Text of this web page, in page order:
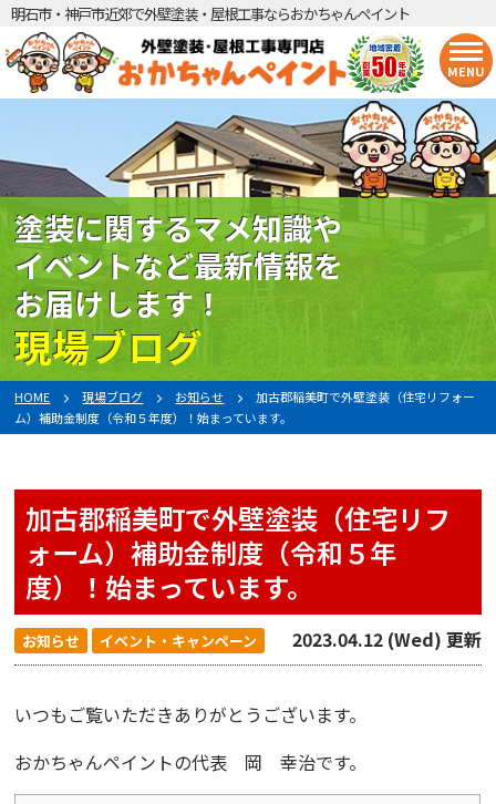
明石市・神戸市近郊で外壁塗装・屋根工事ならおかちゃんペイント
MENU
塗装に関するマメ知識や
イベントなど最新情報を
お届けします！
現場ブログ
HOME 現場ブログ お知らせ
加古郡稲美町で外壁塗装（住宅リフォー
ム）補助金制度（令和５年度）！始まっています。
加古郡稲美町で外壁塗装（住宅リフ
ォーム）補助金制度（令和５年
度）！始まっています。
お知らせ イベント・キャンペーン 2023.04.12 (Wed) 更新
いつもご覧いただきありがとうございます。
おかちゃんペイントの代表 岡 幸治です。